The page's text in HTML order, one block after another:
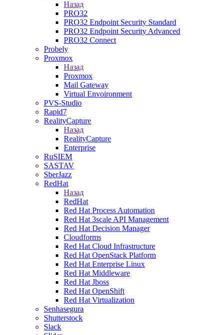
Назад
PRO32
PRO32 Endpoint Security Standard
PRO32 Endpoint Security Advanced
PRO32 Connect
Probely
Proxmox
Назад
Proxmox
Mail Gateway
Virtual Envoironment
PVS-Studio
Rapid7
RealityCapture
Назад
RealityCapture
Enterprise
RuSIEM
SASTAV
SberJazz
RedHat
Назад
RedHat
Red Hat Process Automation
Red Hat 3scale API Management
Red Hat Decision Manager
Cloudforms
Red Hat Cloud Infrastructure
Red Hat OpenStack Platform
Red Hat Enterprise Linux
Red Hat Middleware
Red Hat Jboss
Red Hat OpenShift
Red Hat Virtualization
Senhasegura
Shutterstock
Slack